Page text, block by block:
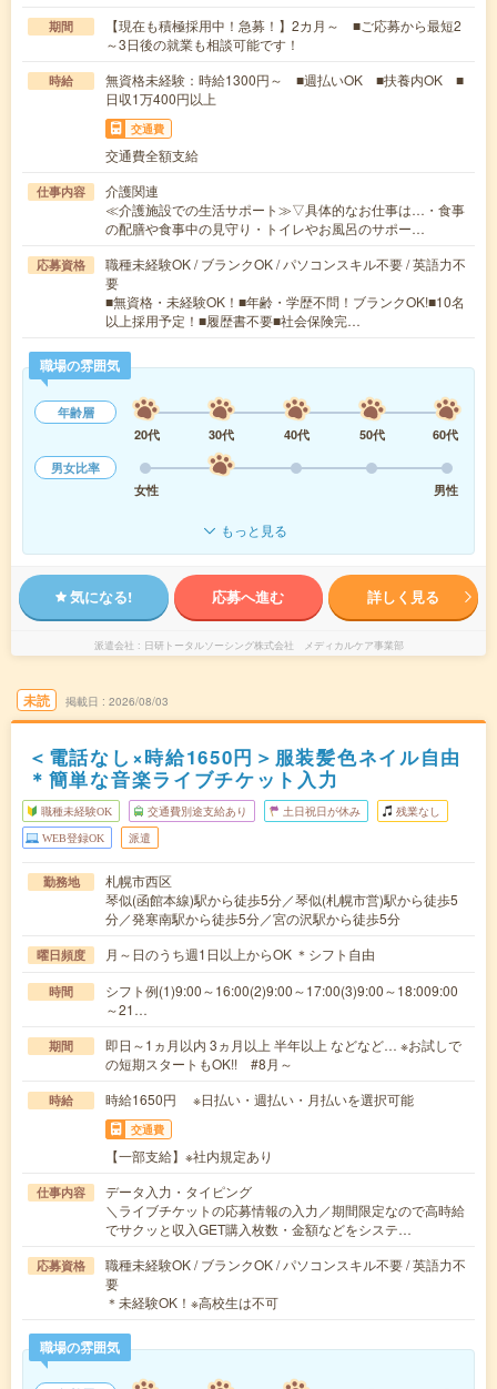
期間
【現在も積極採用中！急募！】2カ月～ ■ご応募から最短2
～3日後の就業も相談可能です！
時給
無資格未経験：時給1300円～ ■週払いOK ■扶養内OK ■
日収1万400円以上
交通費
交通費全額支給
仕事内容
介護関連
≪介護施設での生活サポート≫▽具体的なお仕事は…・食事
の配膳や食事中の見守り・トイレやお風呂のサポー…
応募資格
職種未経験OK / ブランクOK / パソコンスキル不要 / 英語力不
要
■無資格・未経験OK！■年齢・学歴不問！ブランクOK!■10名
以上採用予定！■履歴書不要■社会保険完…
職場の雰囲気
年齢層
20代
30代 40代 50代
60代
男女比率
女性
男性
もっと見る
気になる! 応募へ進む 詳しく見る
派遣会社 日研トータルソーシング株式会社 メディカルケア事業部
未読 掲載日 2026/08/03
＜電話なし×時給1650円＞服装髪色ネイル自由
＊簡単な音楽ライブチケット入力
職種未経験OK 交通費別途支給あり 土日祝日が休み 残業なし
WEB登録OK 派遣
勤務地
札幌市西区
琴似(函館本線)駅から徒歩5分／琴似(札幌市営)駅から徒歩5
分／発寒南駅から徒歩5分／宮の沢駅から徒歩5分
曜日頻度 月～日のうち週1日以上からOK ＊シフト自由
時間
シフト例(1)9:00～16:00(2)9:00～17:00(3)9:00～18:009:00
～21…
期間
即日～1ヵ月以内 3ヵ月以上 半年以上 などなど… ※お試しで
の短期スタートもOK!! #8月～
時給 時給1650円 ※日払い・週払い・月払いを選択可能
交通費
【一部支給】※社内規定あり
仕事内容
データ入力・タイピング
＼ライブチケットの応募情報の入力／期間限定なので高時給
でサクッと収入GET購入枚数・金額などをシステ…
応募資格
職種未経験OK / ブランクOK / パソコンスキル不要 / 英語力不
要
＊未経験OK！※高校生は不可
職場の雰囲気